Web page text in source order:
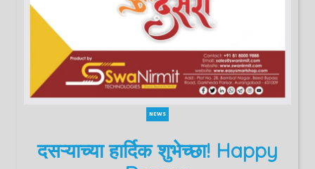
NEWS
दसऱ्याच्या हार्दिक शुभेच्छा! Happy